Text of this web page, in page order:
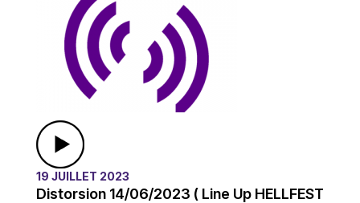
19 JUILLET 2023
Distorsion 14/06/2023 ( Line Up HELLFEST